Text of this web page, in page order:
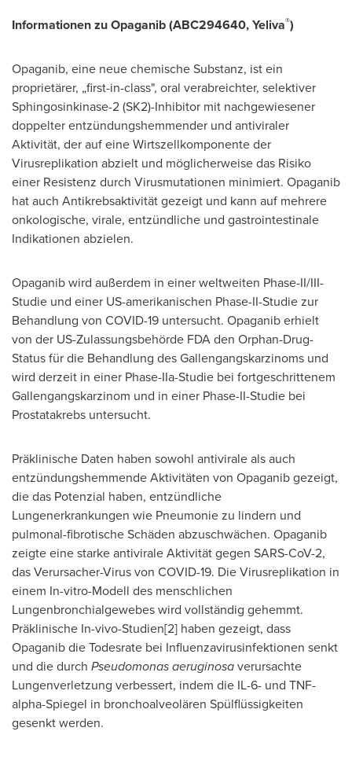
Informationen zu Opaganib (ABC294640, Yeliva®)
Opaganib, eine neue chemische Substanz, ist ein
proprietärer, „first-in-class", oral verabreichter, selektiver
Sphingosinkinase-2 (SK2)-Inhibitor mit nachgewiesener
doppelter entzündungshemmender und antiviraler
Aktivität, der auf eine Wirtszellkomponente der
Virusreplikation abzielt und möglicherweise das Risiko
einer Resistenz durch Virusmutationen minimiert. Opaganib
hat auch Antikrebsaktivität gezeigt und kann auf mehrere
onkologische, virale, entzündliche und gastrointestinale
Indikationen abzielen.
Opaganib wird außerdem in einer weltweiten Phase-II/III-
Studie und einer US-amerikanischen Phase-II-Studie zur
Behandlung von COVID-19 untersucht. Opaganib erhielt
von der US-Zulassungsbehörde FDA den Orphan-Drug-
Status für die Behandlung des Gallengangskarzinoms und
wird derzeit in einer Phase-IIa-Studie bei fortgeschrittenem
Gallengangskarzinom und in einer Phase-II-Studie bei
Prostatakrebs untersucht.
Präklinische Daten haben sowohl antivirale als auch
entzündungshemmende Aktivitäten von Opaganib gezeigt,
die das Potenzial haben, entzündliche
Lungenerkrankungen wie Pneumonie zu lindern und
pulmonal-fibrotische Schäden abzuschwächen. Opaganib
zeigte eine starke antivirale Aktivität gegen SARS-CoV-2,
das Verursacher-Virus von COVID-19. Die Virusreplikation in
einem In-vitro-Modell des menschlichen
Lungenbronchialgewebes wird vollständig gehemmt.
Präklinische In-vivo-Studien[2] haben gezeigt, dass
Opaganib die Todesrate bei Influenzavirusinfektionen senkt
und die durch Pseudomonas aeruginosaverursachte
Lungenverletzung verbessert, indem die IL-6- und TNF-
alpha-Spiegel in bronchoalveolären Spülflüssigkeiten
gesenkt werden.